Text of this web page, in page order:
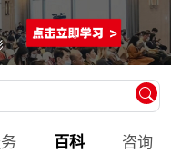
百科 咨询